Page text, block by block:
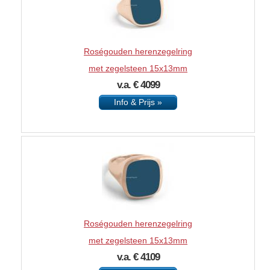
Roségouden herenzegelring
met zegelsteen 15x13mm
v.a. € 4099
Info & Prijs »
Roségouden herenzegelring
met zegelsteen 15x13mm
v.a. € 4109